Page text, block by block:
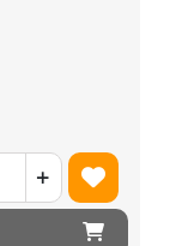
+